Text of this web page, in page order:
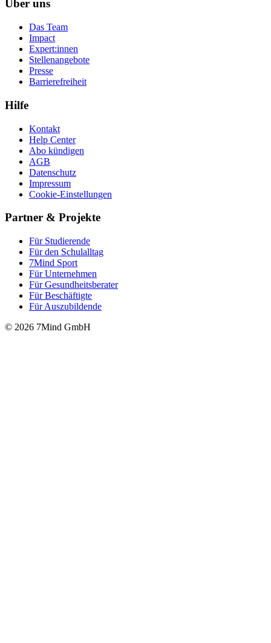
Über uns
Das Team
Impact
Expert:innen
Stellenangebote
Presse
Barrierefreiheit
Hilfe
Kontakt
Help Center
Abo kündigen
AGB
Datenschutz
Impressum
Cookie-Einstellungen
Partner & Projekte
Für Stu­die­rende
Für den Schulalltag
7Mind Sport
Für Unter­neh­men
Für Gesund­heits­be­ra­ter
Für Beschäftigte
Für Auszubildende
© 2026 7Mind GmbH